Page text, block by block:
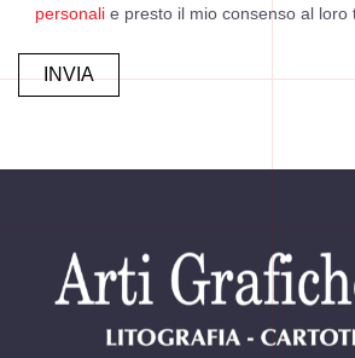
personali e presto il mio consenso al loro